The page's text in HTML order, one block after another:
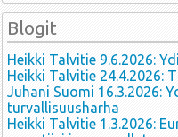
Blogit
Heikki Talvitie 9.6.2026:
Heikki Talvitie 24.4.2026:
Juhani Suomi 16.3.2026:
turvallisuusharha
Heikki Talvitie 1.3.2026: